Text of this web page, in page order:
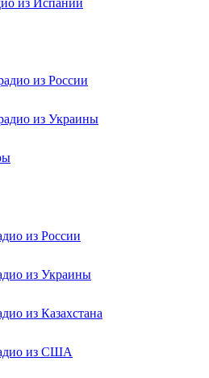
из Испании
из России
из Украины
из России
из Украины
из Казахстана
из США